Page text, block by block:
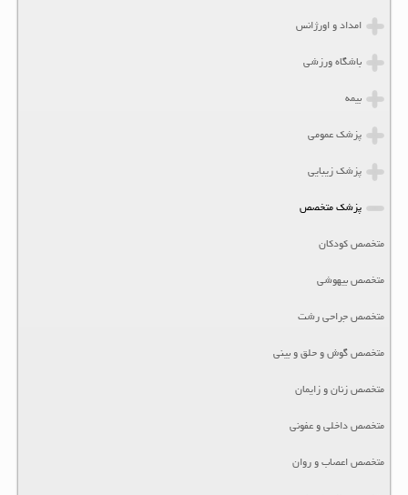
امداد و اورژانس
باشگاه ورزشی
بیمه
پزشک عمومی
پزشک زیبایی
پزشک متخصص
متخصص کودکان
متخصص بیهوشی
متخصص جراحی رشت
متخصص گوش و حلق و بینی
متخصص زنان و زایمان
متخصص داخلی و عفونی
متخصص اعصاب و روان